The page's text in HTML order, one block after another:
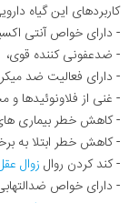
کاربردهای این گیاه
- دارای خواص آنتی
- ضدعفونی کننده قوی،
- دارای فعالیت ضد
- غنی از فلاونوئیدها و
- کاهش خطر بیماری
- کاهش خطر ابتلا به
- کند کردن روال زوال
- دارای خواص